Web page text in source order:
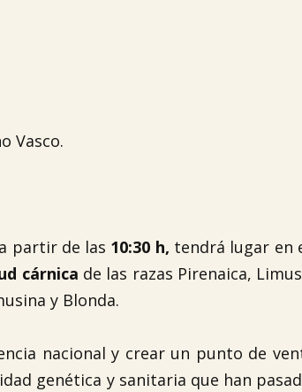
Vasco.
a partir de las 10:30 h, tendrá lugar en
cárnica de las razas Pirenaica,
y Blonda.
nacional y crear un punto de
genética y sanitaria que han